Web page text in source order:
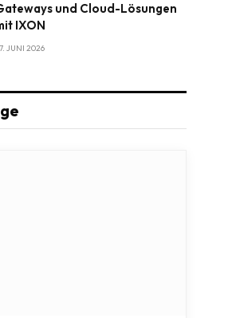
und Cloud-Lösungen
IXON
JUNI 2026